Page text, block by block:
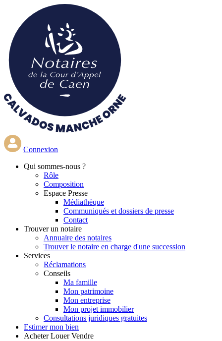
contenu
principal
Connexion
Qui sommes-nous ?
Rôle
Composition
Espace Presse
Médiathèque
Communiqués et dossiers de presse
Contact
Trouver un notaire
Annuaire des notaires
Trouver le notaire en charge d'une succession
Services
Réclamations
Conseils
Ma famille
Mon patrimoine
Mon entreprise
Mon projet immobilier
Consultations juridiques gratuites
Estimer mon bien
Acheter Louer Vendre